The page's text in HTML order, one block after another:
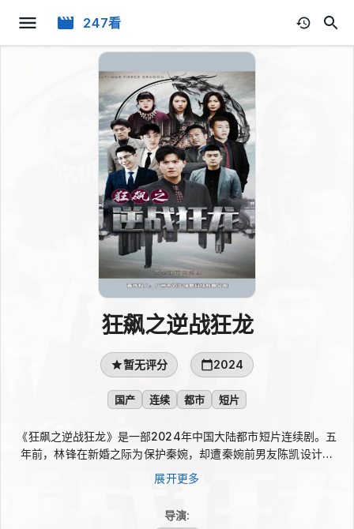
247看
狂飙之逆战狂龙
暂无评分 2024
国产 连续 都市 短片
《狂飙之逆战狂龙》是一部2024年中国大陆都市短片连续剧。五
年前，林锋在新婚之际为保护秦婉，却遭秦婉前男友陈凯设计陷
害，最终身陷囹圄。五年后，林锋带着一身本领重回现实，得知父
亲遇害的消息后，决定查清旧怨与新仇，在恩情与仇恨之间展开强
展开更多
导演: